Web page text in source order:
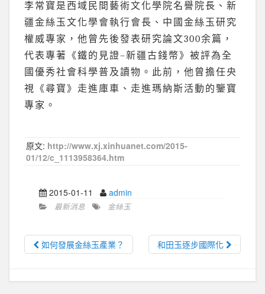
李常寶是西域民間藝術文化學院名譽院長、新
疆金絲玉文化學會執行會長、中國金絲玉研究
權威專家，他曾先後發表研究論文300余篇，
代表專著《鐵的見證–新疆古錢幣》被評為全
國優秀社會科學普及讀物。此前，他曾擔任央
視《尋寶》走進庫車、走進瑪納斯活動的鑒寶
專家。
原文: http://www.xj.xinhuanet.com/2015-
01/12/c_1113958364.htm
2015-01-11 admin
最新消息 金絲玉
如何發展金絲玉產業？ 和田玉逐步國際化